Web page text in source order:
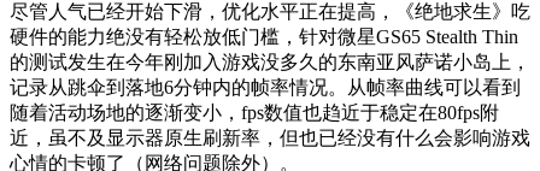
尽管人气已经开始下滑，优化水平正在提高，《绝地求生》吃
硬件的能力绝没有轻松放低门槛，针对微星GS65 Stealth Thin
的测试发生在今年刚加入游戏没多久的东南亚风萨诺小岛上，
记录从跳伞到落地6分钟内的帧率情况。从帧率曲线可以看到
随着活动场地的逐渐变小，fps数值也趋近于稳定在80fps附
近，虽不及显示器原生刷新率，但也已经没有什么会影响游戏
心情的卡顿了（网络问题除外）。